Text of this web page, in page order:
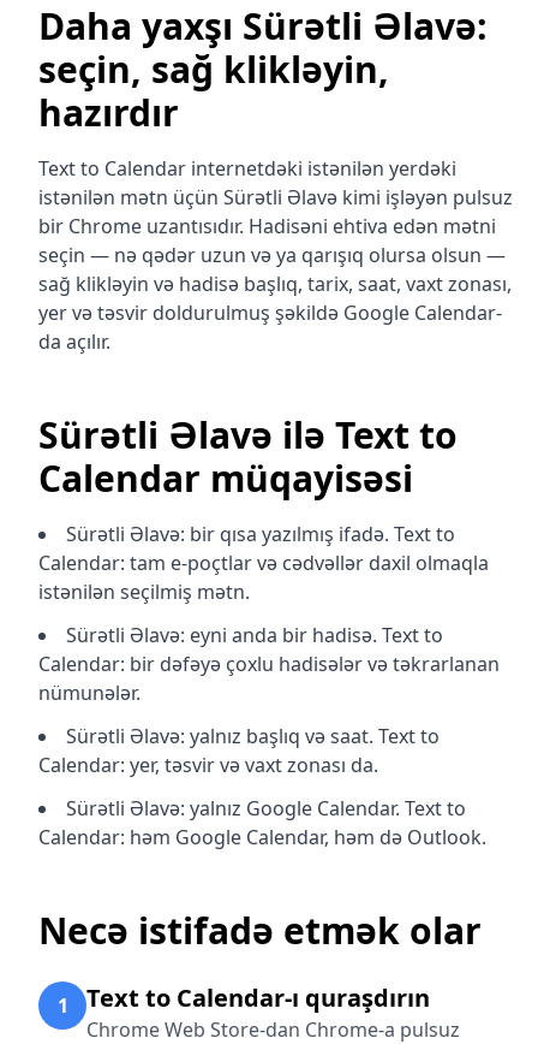
Daha yaxşı Sürətli Əlavə:
seçin, sağ klikləyin,
hazırdır
Text to Calendar internetdəki istənilən yerdəki
istənilən mətn üçün Sürətli Əlavə kimi işləyən pulsuz
bir Chrome uzantısıdır. Hadisəni ehtiva edən mətni
seçin — nə qədər uzun və ya qarışıq olursa olsun —
sağ klikləyin və hadisə başlıq, tarix, saat, vaxt zonası,
yer və təsvir doldurulmuş şəkildə Google Calendar-
da açılır.
Sürətli Əlavə ilə Text to
Calendar müqayisəsi
Sürətli Əlavə: bir qısa yazılmış ifadə. Text to
Calendar: tam e-poçtlar və cədvəllər daxil olmaqla
istənilən seçilmiş mətn.
Sürətli Əlavə: eyni anda bir hadisə. Text to
Calendar: bir dəfəyə çoxlu hadisələr və təkrarlanan
nümunələr.
Sürətli Əlavə: yalnız başlıq və saat. Text to
Calendar: yer, təsvir və vaxt zonası da.
Sürətli Əlavə: yalnız Google Calendar. Text to
Calendar: həm Google Calendar, həm də Outlook.
Necə istifadə etmək olar
1 Text to Calendar-ı quraşdırın
Chrome Web Store-dan Chrome-a pulsuz